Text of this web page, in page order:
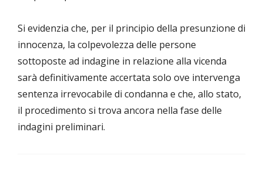
Si evidenzia che, per il principio della presunzione di
innocenza, la colpevolezza delle persone
sottoposte ad indagine in relazione alla vicenda
sarà definitivamente accertata solo ove intervenga
sentenza irrevocabile di condanna e che, allo stato,
il procedimento si trova ancora nella fase delle
indagini preliminari.